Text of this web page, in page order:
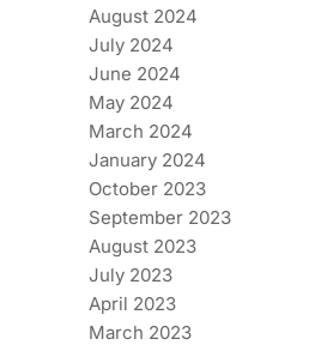
August 2024
July 2024
June 2024
May 2024
March 2024
January 2024
October 2023
September 2023
August 2023
July 2023
April 2023
March 2023